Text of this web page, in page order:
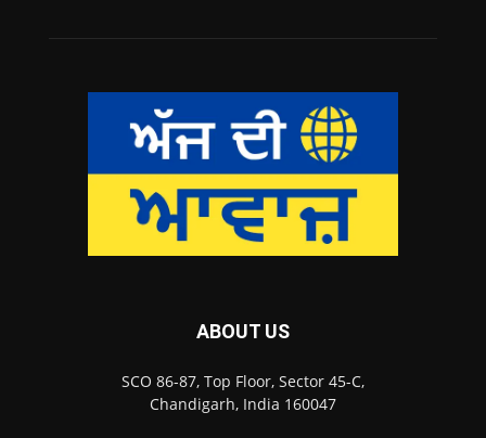
ABOUT US
SCO 86-87, Top Floor, Sector 45-C,
Chandigarh, India 160047